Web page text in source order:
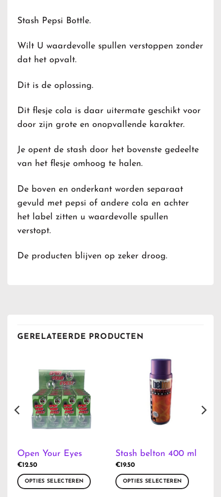
Stash Pepsi Bottle.
Wilt U waardevolle spullen verstoppen zonder
dat het opvalt.
Dit is de oplossing.
Dit flesje cola is daar uitermate geschikt voor
door zijn grote en onopvallende karakter.
Je opent de stash door het bovenste gedeelte
van het flesje omhoog te halen.
De boven en onderkant worden separaat
gevuld met pepsi of andere cola en achter
het label zitten u waardevolle spullen
verstopt.
De producten blijven op zeker droog.
GERELATEERDE PRODUCTEN
Open Your Eyes
€12.50
OPTIES SELECTEREN
Stash belton 400 ml
€19.50
OPTIES SELECTEREN